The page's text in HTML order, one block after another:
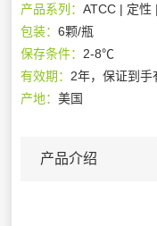
产品系列：ATCC | 定性
包装：6颗/瓶
保存条件： 2-8℃
有效期： 2年，保证到手
产地：美国
产品介绍